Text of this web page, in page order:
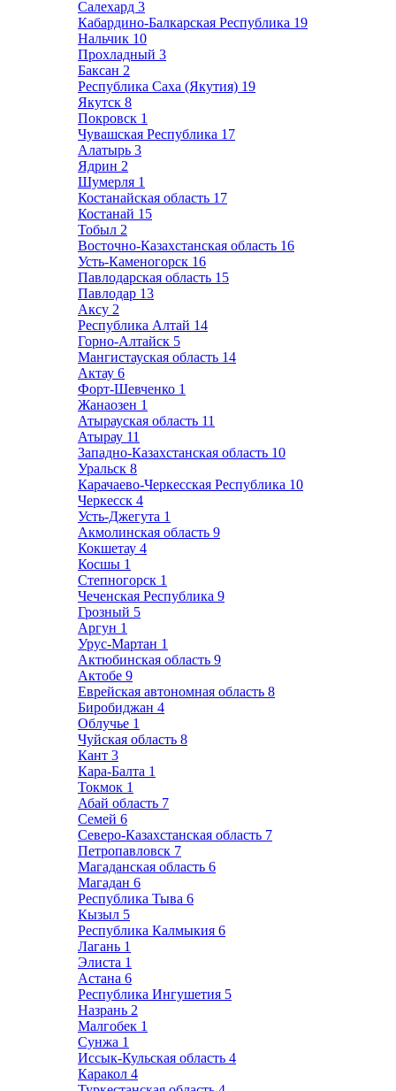
Салехард 3
Кабардино-Балкарская Республика 19
Нальчик 10
Прохладный 3
Баксан 2
Республика Саха (Якутия) 19
Якутск 8
Покровск 1
Чувашская Республика 17
Алатырь 3
Ядрин 2
Шумерля 1
Костанайская область 17
Костанай 15
Тобыл 2
Восточно-Казахстанская область 16
Усть-Каменогорск 16
Павлодарская область 15
Павлодар 13
Аксу 2
Республика Алтай 14
Горно-Алтайск 5
Мангистауская область 14
Актау 6
Форт-Шевченко 1
Жанаозен 1
Атырауская область 11
Атырау 11
Западно-Казахстанская область 10
Уральск 8
Карачаево-Черкесская Республика 10
Черкесск 4
Усть-Джегута 1
Акмолинская область 9
Кокшетау 4
Косшы 1
Степногорск 1
Чеченская Республика 9
Грозный 5
Аргун 1
Урус-Мартан 1
Актюбинская область 9
Актобе 9
Еврейская автономная область 8
Биробиджан 4
Облучье 1
Чуйская область 8
Кант 3
Кара-Балта 1
Токмок 1
Абай область 7
Семей 6
Северо-Казахстанская область 7
Петропавловск 7
Магаданская область 6
Магадан 6
Республика Тыва 6
Кызыл 5
Республика Калмыкия 6
Лагань 1
Элиста 1
Астана 6
Республика Ингушетия 5
Назрань 2
Малгобек 1
Сунжа 1
Иссык-Кульская область 4
Каракол 4